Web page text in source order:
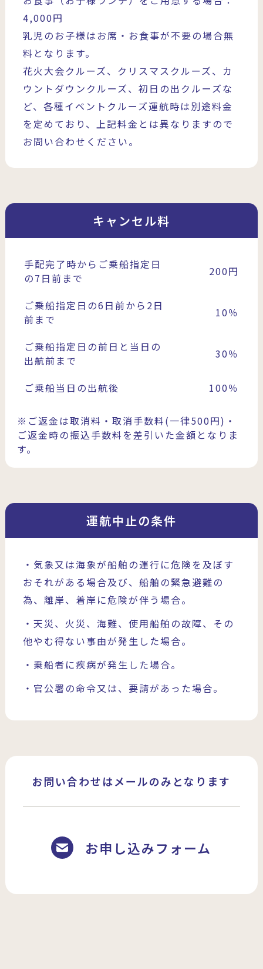
4,000円
乳児のお子様はお席・お食事が不要の場合無
料となります。
花火大会クルーズ、クリスマスクルーズ、カ
ウントダウンクルーズ、初日の出クルーズな
ど、各種イベントクルーズ運航時は別途料金
を定めており、上記料金とは異なりますので
お問い合わせください。
キャンセル料
手配完了時からご乗船指定日
の7日前まで
200円
ご乗船指定日の6日前から2日
前まで
10％
ご乗船指定日の前日と当日の
出航前まで
30％
ご乗船当日の出航後 100％
※ご返金は取消料・取消手数料(一律500円)・
ご返金時の振込手数料を差引いた金額となりま
す。
運航中止の条件
・気象又は海象が船舶の運行に危険を及ぼす
おそれがある場合及び、船舶の緊急避難の
為、離岸、着岸に危険が伴う場合。
・天災、火災、海難、使用船舶の故障、その
他やむ得ない事由が発生した場合。
・乗船者に疾病が発生した場合。
・官公署の命令又は、要請があった場合。
お問い合わせはメールのみとなります
お申し込みフォーム